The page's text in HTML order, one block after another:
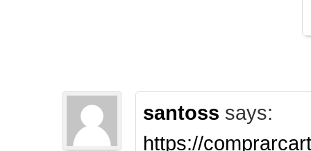
santoss says:
https://